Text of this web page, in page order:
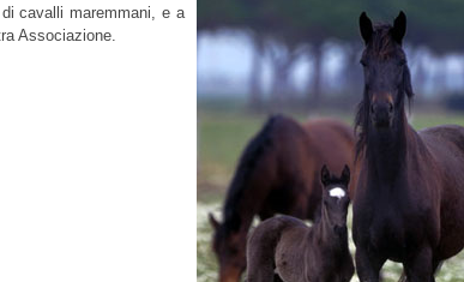
cavalli maremmani, e a
Associazione.